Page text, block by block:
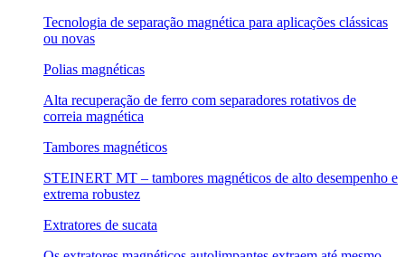
Tecnologia de separação magnética para aplicações clássicas
ou novas
Polias magnéticas
Alta recuperação de ferro com separadores rotativos de
correia magnética
Tambores magnéticos
STEINERT MT – tambores magnéticos de alto desempenho e
extrema robustez
Extratores de sucata